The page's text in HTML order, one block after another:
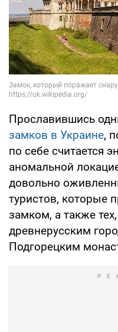
Прославившись
замков в Украине,
по себе считается
аномальной
довольно
туристов, которые
замком, а также
древнерусским
Подгорецким